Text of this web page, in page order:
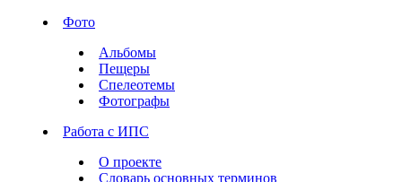
Фото
Альбомы
Пещеры
Спелеотемы
Фотографы
Работа с ИПС
О проекте
Словарь основных терминов